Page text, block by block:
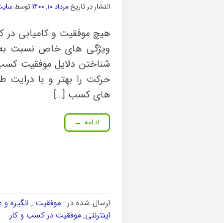
انتشار در تاریخ مرداد ۱۰, ۱۴۰۰ توسط
هیچ موفقیت و کامیابی در
ویژگی های خاص نسبت به
شناختن دلایل موفقیت
حرکت را بهتر و با درایت
های کسب […]
ادامه →
ارسال شده در :موفقیت , انگیزه و
اینترنتی,موفقیت در کسب و کار